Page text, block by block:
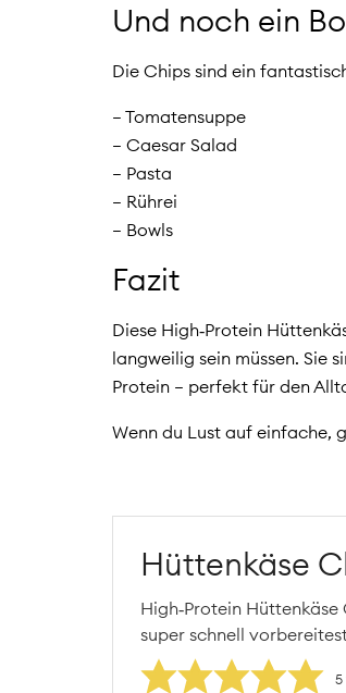
Und noch ein
Die Chips sind ein
– Tomatensuppe
– Caesar Salad
– Pasta
– Rührei
– Bowls
Fazit
Diese High‑Protein
langweilig sein müssen. Sie
Protein – perfekt für den
Wenn du Lust auf einfache,
Hüttenkäse
High‑Protein
super schnell
5